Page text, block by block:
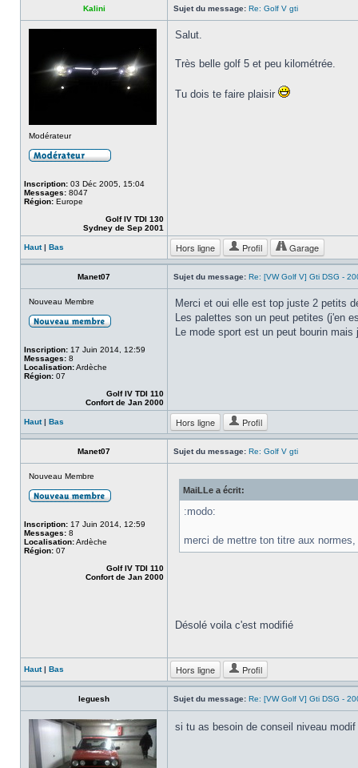
Kalini Sujet du message: Re: Golf V gti
Modérateur
Inscription: 03 Déc 2005, 15:04
Messages: 8047
Région: Europe
Golf IV TDI 130
Sydney de Sep 2001
Salut.
Très belle golf 5 et peu kilométrée.
Tu dois te faire plaisir
Haut| Bas Hors ligne Profil Garage
Manet07 Sujet du message: Re: [VW Golf V] Gti DSG -
Nouveau Membre
Inscription: 17 Juin 2014, 12:59
Messages: 8
Localisation:Ardèche
Région: 07
Golf IV TDI 110
Confort de Jan 2000
Merci et oui elle est top juste 2 petits
Les palettes son un peut petites (j'en
Le mode sport est un peut bourin
Haut| Bas Hors ligne Profil
Manet07 Sujet du message: Re: Golf V gti
Nouveau Membre
Inscription: 17 Juin 2014, 12:59
Messages: 8
Localisation:Ardèche
Région: 07
Golf IV TDI 110
Confort de Jan 2000
MaiLLe a écrit:
:modo:
merci de mettre ton titre aux
Désolé voila c'est modifié
Haut| Bas Hors ligne Profil
leguesh Sujet du message: Re: [VW Golf V] Gti DSG -
si tu as besoin de conseil niveau